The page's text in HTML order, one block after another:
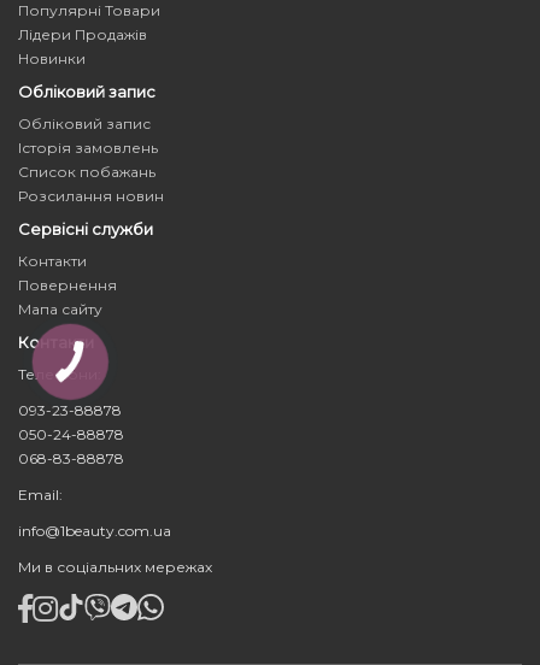
Популярні Товари
Лідери Продажів
Новинки
Обліковий запис
Обліковий запис
Історія замовлень
Список побажань
Розсилання новин
Сервісні служби
Контакти
Повернення
Мапа сайту
Контакти
Телефони:
093-23-88878
050-24-88878
068-83-88878
Email:
info@1beauty.com.ua
Ми в соціальних мережах